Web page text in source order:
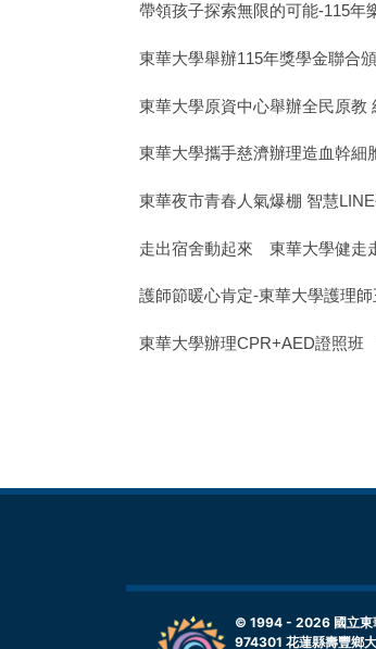
帶領孩子探索無限的可能-115年
東華大學舉辦115年獎學金聯合
東華大學原資中心舉辦全民原教
東華大學攜手慈濟辦理造血幹
東華夜市青春人氣爆棚 智慧
走出宿舍動起來 東華大學健走
護師節暖心肯定-東華大學護理
東華大學辦理CPR+AED證照班
© 1994 - 2026 國立
974301 花蓮縣壽豐鄉